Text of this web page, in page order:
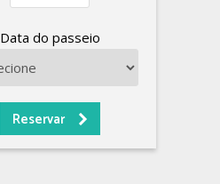
Data do passeio